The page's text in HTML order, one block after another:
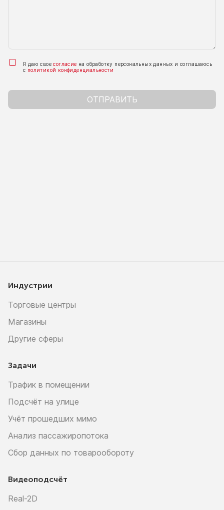
Я даю своесогласие на обработку персональных данных и соглашаюсь
с политикой конфиденциальности
ОТПРАВИТЬ
Индустрии
Торговые центры
Магазины
Другие сферы
Задачи
Трафик в помещении
Подсчёт на улице
Учёт прошедших мимо
Анализ пассажиропотока
Сбор данных по товарообороту
Видеоподсчёт
Real-2D